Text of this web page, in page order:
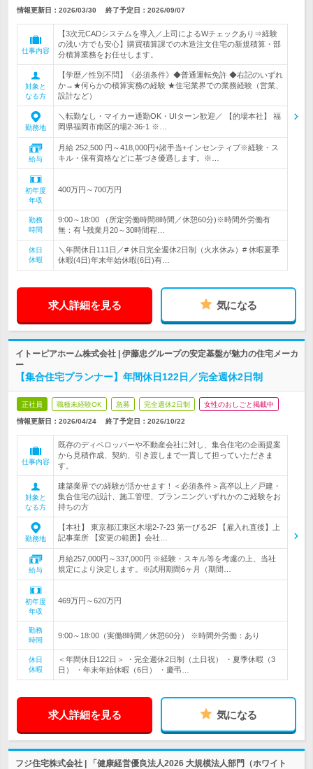
情報更新日：2026/03/30 終了予定日： 2026/09/07
仕事内容
【3次元CADシステムを導入／上司によるWチェックあり⇒経験
の浅い方でも安心】購買積算課での木造注文住宅の新規積算・部
分積算業務をお任せします。
対象と
なる方
【学歴／性別不問】《必須条件》◆普通運転免許 ◆右記のいずれ
か→★何らかの積算実務の経験 ★住宅業界での業務経験（営業、
設計など）
勤務地
＼転勤なし・マイカー通勤OK・UIターン歓迎／ 【的場本社】 福
岡県福岡市南区的場2-36-1 ※…
給与
月給 252,500 円～418,000円+諸手当+インセンティブ※経験・ス
キル・保有資格などに基づき優遇します。※…
初年度
年収
400万円～700万円
勤務
時間
9:00～18:00 （所定労働時間8時間／休憩60分)※時間外労働有
無：有└残業月20～30時間程…
休日
休暇
＼年間休日111日／# 休日完全週休2日制（火水休み）# 休暇夏季
休暇(4日)年末年始休暇(6日)有…
求人詳細を見る 気になる
イトーピアホーム株式会社 | 伊藤忠グループの安定基盤が魅力の住宅メーカ
ー
【集合住宅プランナー】年間休日122日／完全週休2日制
正社員 職種未経験OK 急募 完全週休2日制 女性のおしごと掲載中
情報更新日：2026/04/24 終了予定日： 2026/10/22
仕事内容
既存のディベロッパーや不動産会社に対し、集合住宅の企画提案
から見積作成、契約、引き渡しまで一貫して担っていただきま
す。
対象と
なる方
建築業界での経験が活かせます！＜必須条件＞高卒以上／戸建・
集合住宅の設計、施工管理、プランニングいずれかのご経験をお
持ちの方
勤務地
【本社】 東京都江東区木場2-7-23 第一びる2F 【雇入れ直後】上
記事業所 【変更の範囲】会社…
給与
月給257,000円～337,000円 ※経験・スキル等を考慮の上、当社
規定により決定します。※試用期間6ヶ月（期間…
初年度
年収
469万円～620万円
勤務
時間
9:00～18:00（実働8時間／休憩60分） ※時間外労働：あり
休日
休暇
＜年間休日122日＞ ・完全週休2日制（土日祝） ・夏季休暇（3
日） ・年末年始休暇（6日） ・慶弔…
求人詳細を見る 気になる
フジ住宅株式会社 | 「健康経営優良法人2026 大規模法人部門（ホワイト